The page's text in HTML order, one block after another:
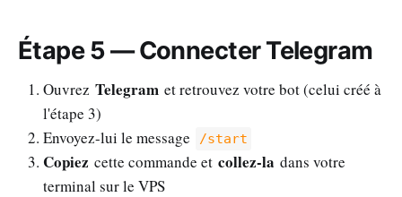
Étape 5 — Connecter Telegram
Ouvrez Telegram et retrouvez votre bot (celui créé à
l'étape 3)
Envoyez-lui le message
/start
Copiez cette commande et collez-la dans votre
terminal sur le VPS